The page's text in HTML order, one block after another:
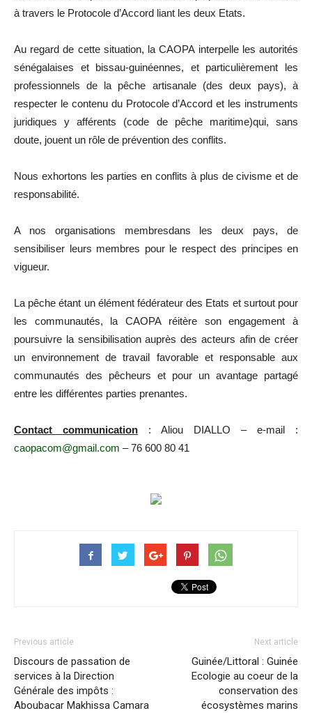
à travers le Protocole d’Accord liant les deux Etats.
Au regard de cette situation, la CAOPA interpelle les autorités
sénégalaises et bissau-guinéennes, et particulièrement les
professionnels de la pêche artisanale (des deux pays), à
respecter le contenu du Protocole d’Accord et les instruments
juridiques y afférents (code de pêche maritime)qui, sans
doute, jouent un rôle de prévention des conflits.
Nous exhortons les parties en conflits à plus de civisme et de
responsabilité.
A nos organisations membresdans les deux pays, de
sensibiliser leurs membres pour le respect des principes en
vigueur.
La pêche étant un élément fédérateur des Etats et surtout pour
les communautés, la CAOPA réitère son engagement à
poursuivre la sensibilisation auprès des acteurs afin de créer
un environnement de travail favorable et responsable aux
communautés des pêcheurs et pour un avantage partagé
entre les différentes parties prenantes.
Contact communication : Aliou DIALLO – e-mail :
caopacom@gmail.com – 76 600 80 41
Previous article
Discours de passation de
services à la Direction
Générale des impôts :
Aboubacar Makhissa Camara
Next article
Guinée/Littoral : Guinée
Ecologie au coeur de la
conservation des
écosystèmes marins